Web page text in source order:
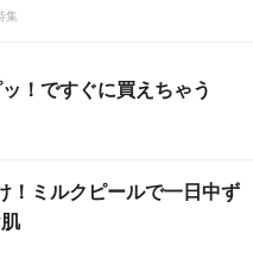
集
！ですぐに買えちゃう
！ミルクピールで一日中ず